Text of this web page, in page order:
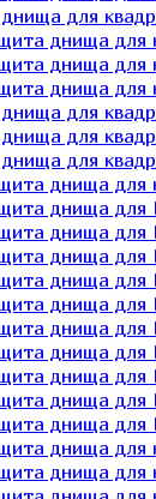
для
днища для
днища для
днища для
для
для
для
днища для
днища для
днища для
днища для
днища для
днища для
днища для
днища для
днища для
днища для
днища для
днища для
днища для